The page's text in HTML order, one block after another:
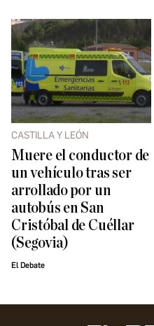
CASTILLA Y LEÓN
Muere el conductor de
un vehículo tras ser
arrollado por un
autobús en San
Cristóbal de Cuéllar
(Segovia)
El Debate